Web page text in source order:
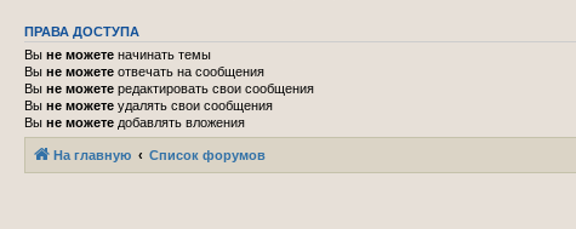
ПРАВА ДОСТУПА
Вы не можете начинать темы
Вы не можете отвечать на сообщения
Вы не можете редактировать свои сообщения
Вы не можете удалять свои сообщения
Вы не можете добавлять вложения
На главную Список форумов